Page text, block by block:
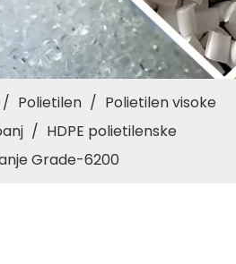
/ Polietilen / Polietilen visoke
/ HDPE polietilenske
Grade-6200